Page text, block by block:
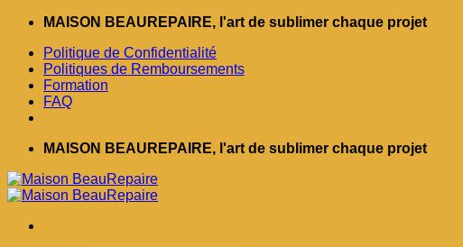
Passer
contenu
MAISON BEAUREPAIRE, l'art de sublimer chaque projet
Politique de Confidentialité
Politiques de Remboursements
Formation
FAQ
MAISON BEAUREPAIRE, l'art de sublimer chaque projet